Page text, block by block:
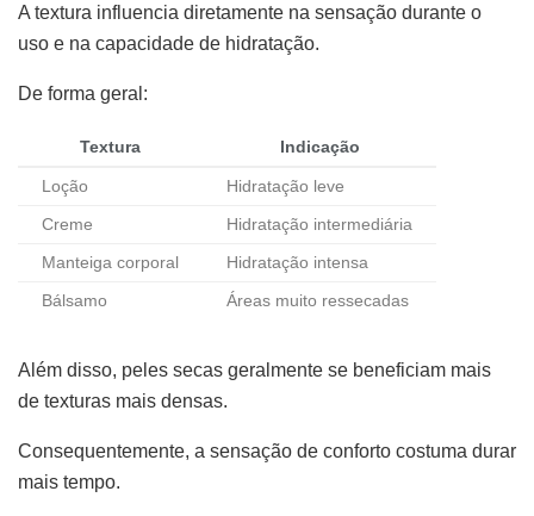
A textura influencia diretamente na sensação durante o
uso e na capacidade de hidratação.
De forma geral:
Textura Indicação
Loção Hidratação leve
Creme Hidratação intermediária
Manteiga corporal Hidratação intensa
Bálsamo Áreas muito ressecadas
Além disso, peles secas geralmente se beneficiam mais
de texturas mais densas.
Consequentemente, a sensação de conforto costuma durar
mais tempo.